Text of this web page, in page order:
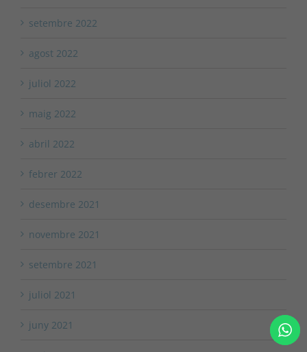
setembre 2022
agost 2022
juliol 2022
maig 2022
abril 2022
febrer 2022
desembre 2021
novembre 2021
setembre 2021
juliol 2021
juny 2021